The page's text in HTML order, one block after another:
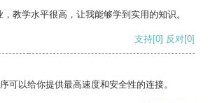
教学水平很高，让我能够学到实用的知识。
支持[0] 反对[0]
可以给你提供最高速度和安全性的连接。